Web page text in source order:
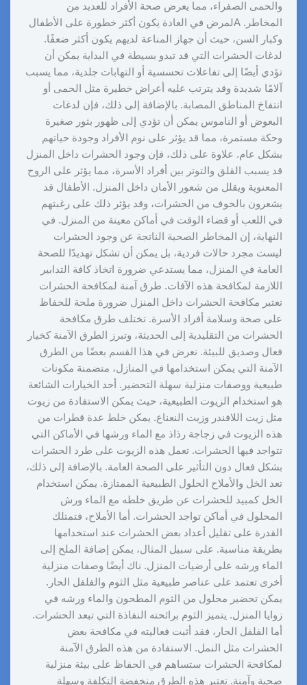
والحمى الصفراء، مما يعرض صحة الأفراد للعديد من
المخاطر. Aلمرض في العادة يكون أكثر خطورة على الأطفال
وكبار السن، حيث أن جهاز المناعة لديهم يكون أكثر ضعفًا.
لدغات الحشرات التي قد تبدو بسيطة في البداية يمكن أن
تؤدي أيضًا إلى تفاعلات تحسسية أو التهابات جلدية، مما يسبب
آلامًا شديدة وقد يترتب عليه أعراض خطيرة مثل الحمى أو
انتفاخ المناطق المصابة. بالإضافة إلى ذلك، فإن لدغات
البعوض أو الناموس يمكن أن تؤدي إلى ظهور بثور صغيرة
وحكة مستمرة، مما قد يؤثر على نوم الأفراد وجودة حياتهم
بشكل عام. علاوة على ذلك، فإن وجود الحشرات داخل المنزل
قد يسبب القلق والتوتر بين أفراد الأسرة، مما يؤثر على الروح
المعنوية ويقلل من شعور الأمان داخل المنزل. الأطفال قد
يشعرون بالخوف من الحشرات، وقد يؤثر ذلك على رغبتهم
في اللعب أو قضاء الوقت في أماكن معينة من المنزل. في
النهاية، إن المخاطر الصحية الناتجة عن وجود الحشرات
ليست مجرد حالات فردية، بل يمكن أن تشكل تهديدًا للصحة
العامة في المنزل، مما يستدعي ضرورة اتخاذ كافة التدابير
اللازمة لمكافحة هذه الآفات. طرق آمنة لمكافحة الحشرات
تعتبر مكافحة الحشرات داخل المنزل ضرورة ملحة للحفاظ
على صحة وسلامة أفراد الأسرة. تختلف طرق مكافحة
الحشرات من التقليدية إلى الحديثة، وتبرز الطرق الآمنة كخيار
فعال وصديق للبيئة. نعرض في هذا القسم بعضًا من الطرق
الآمنة التي يمكن استخدامها في المنازل، متضمنة مكونات
طبيعية ووصفات منزلية سهلة التحضير. أحد الخيارات الشائعة
هو استخدام الزيوت الطبيعية، حيث يمكن الاستفادة من زيوت
مثل زيت اللافندر وزيت النعناع. يمكن خلط عدة قطرات من
هذه الزيوت في زجاجة رذاذ مع الماء ورشها في الأماكن التي
تتواجد فيها الحشرات. تعمل هذه الزيوت على طرد الحشرات
بشكل فعال دون التأثير على الصحة العامة. بالإضافة إلى ذلك،
تعد الخل والأملاح الحلول الطبيعية الممتازة. يمكن استخدام
الخل كمبيد للحشرات عن طريق خلطه مع الماء ورش
المحلول في أماكن تواجد الحشرات. أما الأملاح، فتمتلك
القدرة على تقليل أعداد بعض الحشرات عند استخدامها
بطريقة مناسبة. على سبيل المثال، يمكن إضافة الملح إلى
الماء ورشه على أرضيات المنزل. ناك أيضًا وصفات منزلية
أخرى تعتمد على عناصر طبيعية مثل الثوم والفلفل الحار.
يمكن تحضير محلول من الثوم المطحون والماء ورشه في
زوايا المنزل. يتميز الثوم برائحته النفاذة التي تبعد الحشرات.
أما الفلفل الحار، فقد أثبت فعاليته في مكافحة بعض
الحشرات مثل النمل. الاستفادة من هذه الطرق الآمنة
لمكافحة الحشرات ستساهم في الحفاظ على بيئة منزلية
صحية وآمنة. تعتبر هذه الطرق منخفضة التكلفة وسهلة